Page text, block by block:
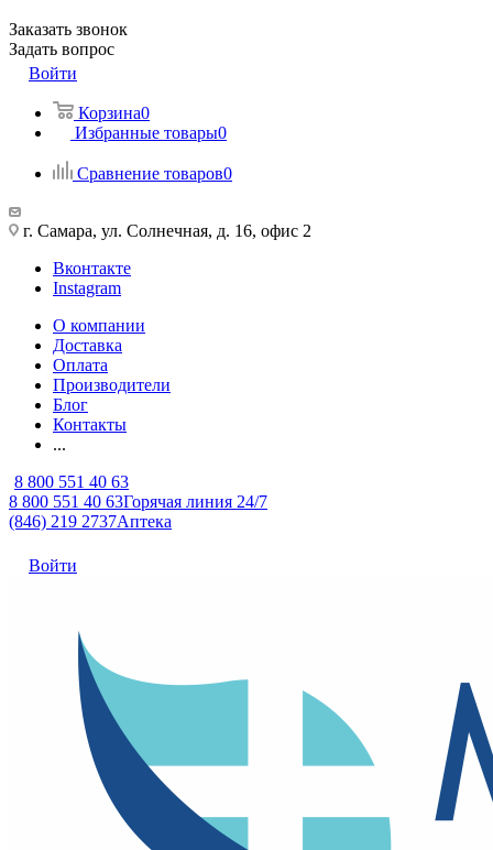
Заказать звонок
Задать вопрос
Войти
Корзина0
Избранные товары0
Сравнение товаров0
г. Самара, ул. Солнечная, д. 16, офис 2
Вконтакте
Instagram
О компании
Доставка
Оплата
Производители
Блог
Контакты
...
8 800 551 40 63
8 800 551 40 63Горячая линия 24/7
(846) 219 2737Аптека
Войти